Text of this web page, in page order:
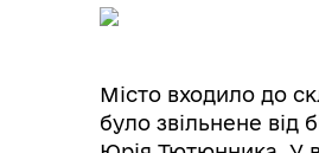
Місто входило до
було звільнене від